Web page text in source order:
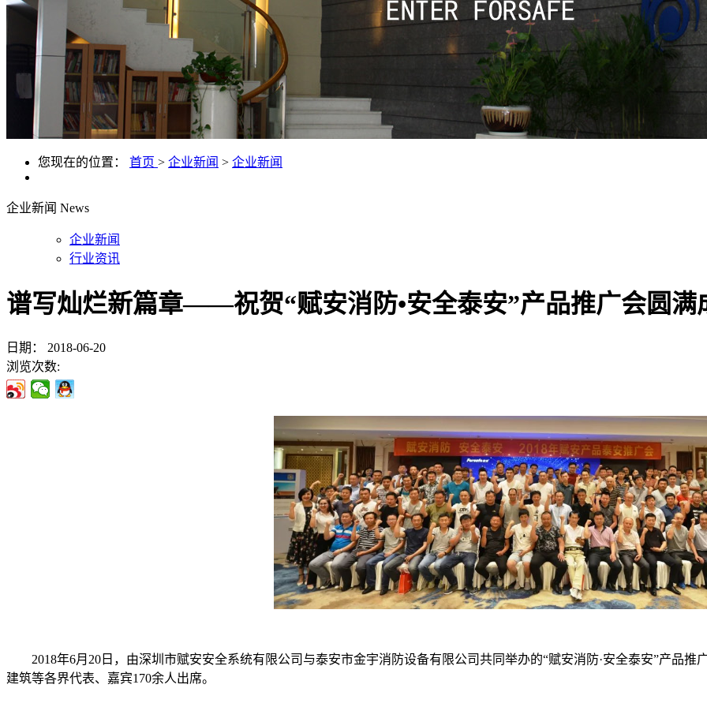
您现在的位置： 首页 > 企业新闻 > 企业新闻
企业新闻 News
企业新闻
行业资讯
谱写灿烂新篇章——祝贺“赋安消防•安全泰安”产品推广会圆满
日期：
2018-06-20
浏览次数:
2018年6月20日，由深圳市赋安安全系统有限公司与泰安市金宇消防设备有限公司共同举办的“赋安消防·安全泰安”产品推
建筑等各界代表、嘉宾170余人出席。